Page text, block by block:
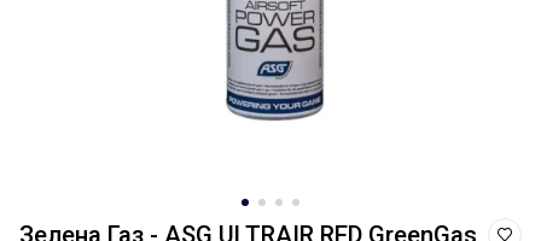
Зелена Газ - ASG ULTRAIR RED GreenGas